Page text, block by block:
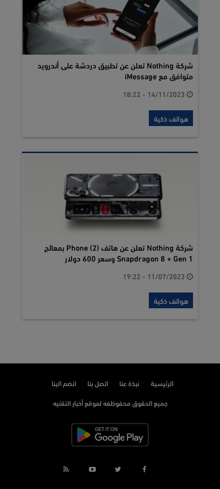
شركة Nothing تعلن عن تطبيق دردشة على أندرويد
متوافق مع iMessage
هواتف ذكية
شركة Nothing تعلن عن هاتف Phone (2) بمعالج
Snapdragon 8 + Gen 1 وسعر 600 دولار
هواتف ذكية
الرئيسية نبذة عنا اتصل بنا
انضم الينا
جميع الحقوق محفوظفه لموقع أخبار التقنيه